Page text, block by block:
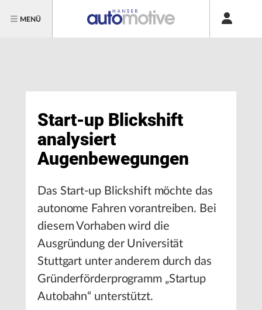
MENÜ
Start-up Blickshift
analysiert
Augenbewegungen
Das Start-up Blickshift möchte das
autonome Fahren vorantreiben. Bei
diesem Vorhaben wird die
Ausgründung der Universität
Stuttgart unter anderem durch das
Gründerförderprogramm „Startup
Autobahn“ unterstützt.